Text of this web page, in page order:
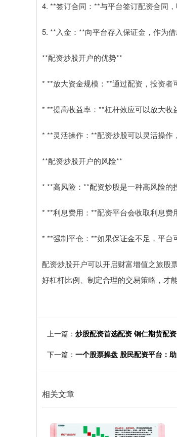
4. **签订合同：**与平台签订配资合同
5. **入金：**向平台存入保证金，作为借
**配资炒股开户的优势**
* **放大资金规模：**通过配资，投资者
* **提高收益率：**杠杆效应可以放大收
* **灵活操作：**配资炒股可以灵活操作
**配资炒股开户的风险**
* **高风险：**配资炒股是一种高风险的
* **利息费用：**配资平台会收取利息费
* **强制平仓：**如果保证金不足，平台
配资炒股开户可以开启财富增值之旅股
好杠杆比例、制定合理的交易策略，才
上一篇： 炒股配资首选配资 铜仁期货配
下一篇： 一个股票操盘 股民配资平台：
相关文章